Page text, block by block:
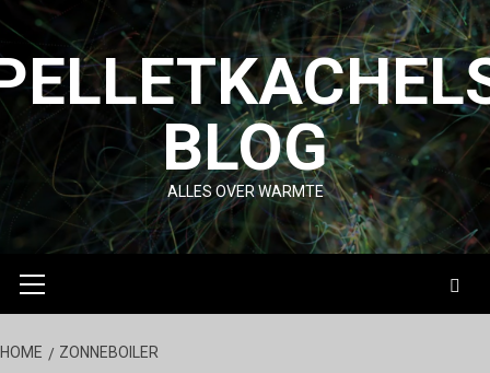
Skip
content
BLOG
ALLES OVER WARMTE
Menu
HOME ZONNEBOILER